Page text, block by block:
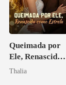
Queimada por
Ele, Renascida
como Estrela
Thalia